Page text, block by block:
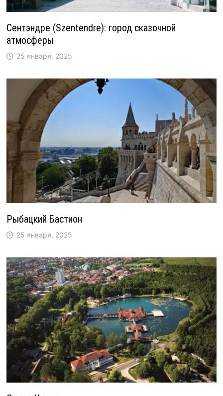
Сентэндре (Szentendre): город сказочной
атмосферы
25 января, 2025
Рыбацкий Бастион
25 января, 2025